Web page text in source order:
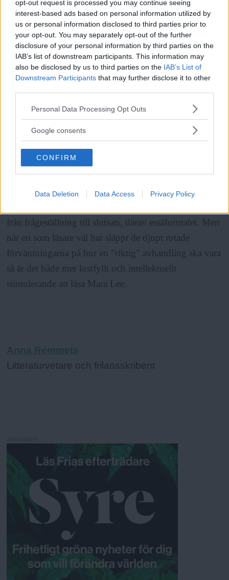
opt-out request is processed you may continue seeing
interest-based ads based on personal information utilized by
us or personal information disclosed to third parties prior to
your opt-out. You may separately opt-out of the further
disclosure of your personal information by third parties on the
IAB’s list of downstream participants. This information may
also be disclosed by us to third parties on the IAB’s List of
Downstream Participants that may further disclose it to other
Please note that this website/app uses one or more Google
not limited to your visit or usage behaviour. You may click to
use your data for below specified purposes in below Google
consent section.
Personal Data Processing Opt Outs
Google consents
CONFIRM
Data Deletion Data Access Privacy Policy
Läs Frias efterträdare!
Syreär Sveriges enda gröna dagstidning som
finns både digitalt och i tryck.
Hon studerarockså skrivandets praktik och villkor
för dem som definieras som Andra. Hon konstaterar att
icke-män och rasifierade alltid har setts först och främst
som kropp, i motsats till den vita mannen som ses först
och främst som autonomt intellekt, och frågar sig hur
subjekt.
Lees avhandling
att det ibland blir frustrerande. Förmodligen högst
medvetet: läsaren ska inte ledas av den där auktoritära
från frågeställning till slutsats, därav essäformatet. Men
när en som läsare väl har släppt de djupt rotade
förväntningarna på hur en ”riktig” avhandling ska vara
så är det både mer lustfyllt och intellektuellt
stimulerande att läsa Mara Lee.
Anna Remmets
Litteraturvetare och frilansskribent